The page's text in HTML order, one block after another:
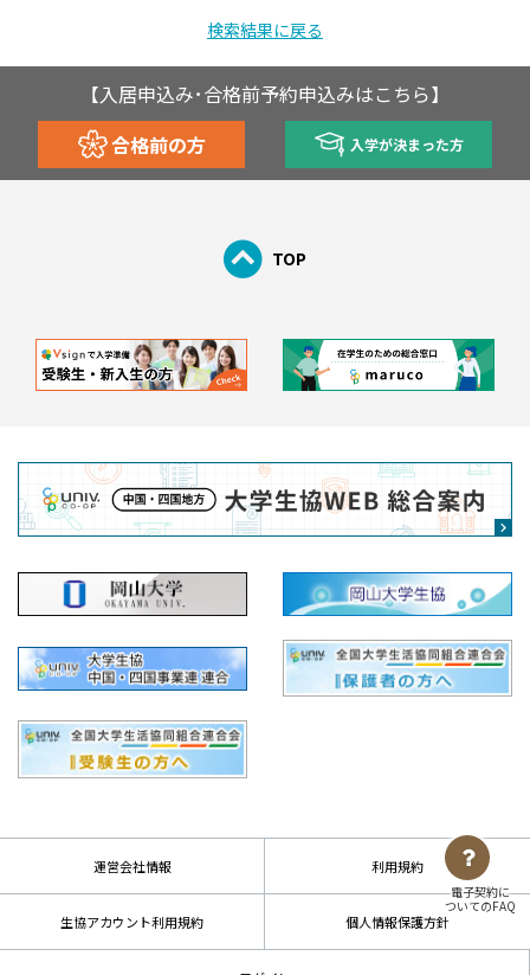
検索結果に戻る
【入居申込み･合格前予約申込みはこちら】
合格前の方
入学が決まった方
TOP
運営会社情報 利用規約
生協アカウント利用規約 個人情報保護方針
電子契約に
ついてのFAQ